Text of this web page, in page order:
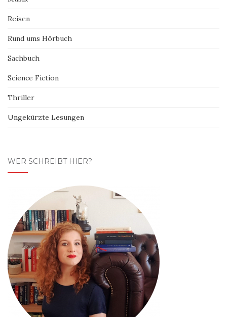
Reisen
Rund ums Hörbuch
Sachbuch
Science Fiction
Thriller
Ungekürzte Lesungen
WER SCHREIBT HIER?